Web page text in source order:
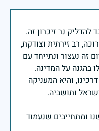
נר זיכרון זה.
רב זירתית וצודקת,
זה נעצור ונתייחד עם
בהגנה על המדינה.
והיא המעניקה
ומתחייבים שנעמוד